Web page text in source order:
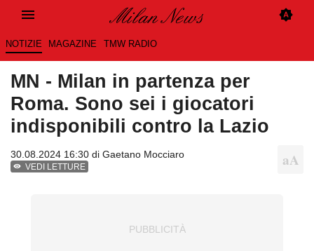
NOTIZIE MAGAZINE TMW RADIO
MN - Milan in partenza per
Roma. Sono sei i giocatori
indisponibili contro la Lazio
30.08.2024 16:30 di Gaetano Mocciaro
VEDI LETTURE